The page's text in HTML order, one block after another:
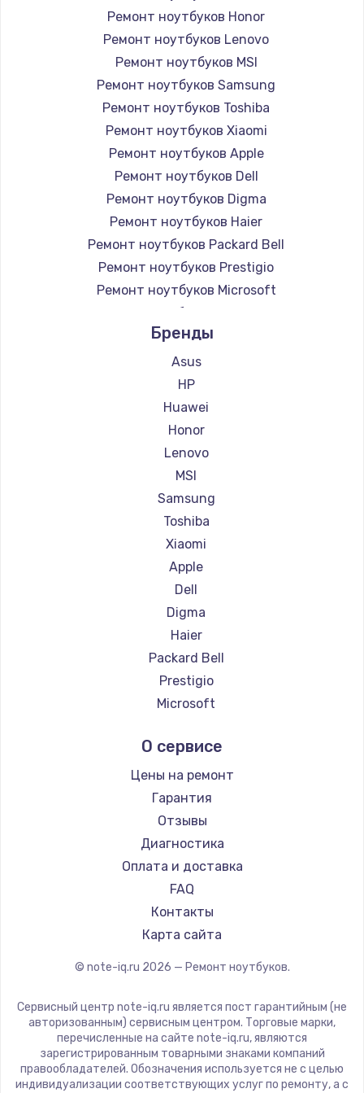
Ремонт ноутбуков Honor
Ремонт ноутбуков Lenovo
Ремонт ноутбуков MSI
Ремонт ноутбуков Samsung
Ремонт ноутбуков Toshiba
Ремонт ноутбуков Xiaomi
Ремонт ноутбуков Apple
Ремонт ноутбуков Dell
Ремонт ноутбуков Digma
Ремонт ноутбуков Haier
Ремонт ноутбуков Packard Bell
Ремонт ноутбуков Prestigio
Ремонт ноутбуков Microsoft
Ремонт ноутбуков Alienware
Ремонт ноутбуков Aquarius
Ремонт ноутбуков Gigabyte
Ремонт ноутбуков Aorus
Ремонт ноутбуков Maibenben
Ремонт ноутбуков Getac
Ремонт ноутбуков Epson
Ремонт ноутбуков Philips
Ремонт ноутбуков LG
Ремонт ноутбуков Panasonic
Ремонт ноутбуков Irbis
Ремонт ноутбуков Thunderobot
Ремонт ноутбуков Hasee
Ремонт ноутбуков ZTE
Ремонт ноутбуков Hiper
Ремонт ноутбуков Evga
Ремонт ноутбуков Google
Ремонт ноутбуков Echips
Ремонт ноутбуков Predator
Ремонт ноутбуков iru
Ремонт ноутбуков Machenike
Ремонт ноутбуков DEXP
Ремонт ноутбуков Teclast
Ремонт ноутбуков CHUWI
Ремонт ноутбуков Colorful
Бренды
Asus
HP
Huawei
Honor
Lenovo
MSI
Samsung
Toshiba
Xiaomi
Apple
Dell
Digma
Haier
Packard Bell
Prestigio
Microsoft
Aquarius
Gigabyte
Aorus
Maibenben
Getac
Epson
Philips
LG
Panasonic
ZTE
Hiper
Evga
О сервисе
Цены на ремонт
Гарантия
Отзывы
Диагностика
Оплата и доставка
FAQ
Контакты
Карта сайта
© note-iq.ru 2026 — Ремонт ноутбуков.
Сервисный центр note-iq.ru является пост гарантийным (не
авторизованным) сервисным центром. Торговые марки,
перечисленные на сайте note-iq.ru, являются
зарегистрированным товарными знаками компаний
правообладателей. Обозначения используется не с целью
индивидуализации соответствующих услуг по ремонту, а с